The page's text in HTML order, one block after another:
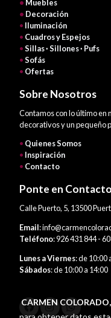
• Muebles
• Decoración
• Iluminación
• Cuadros y Espejos
•Sillas · Sillones · Pufs
•Sofás
• Ofertas
Sobre Nosotros
Contamos con lo último en
decorativos y un pequeño
• Quienes Somos
• Inspiración
• Contacto
Ponte en Contacto
Calle Puerto, 5, 13500
Email:
Teléfono: 926 431 844 -
Lunes a Viernes: de 10:00
Sábados: de 10:00 a 14:00
CARMEN COLORADO,